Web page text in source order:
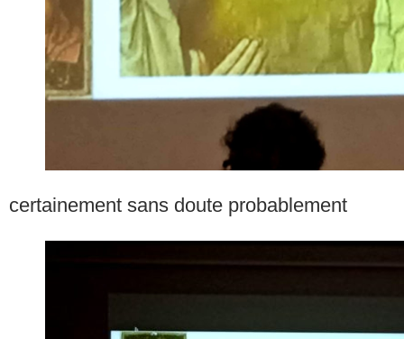
certainement sans doute probablement